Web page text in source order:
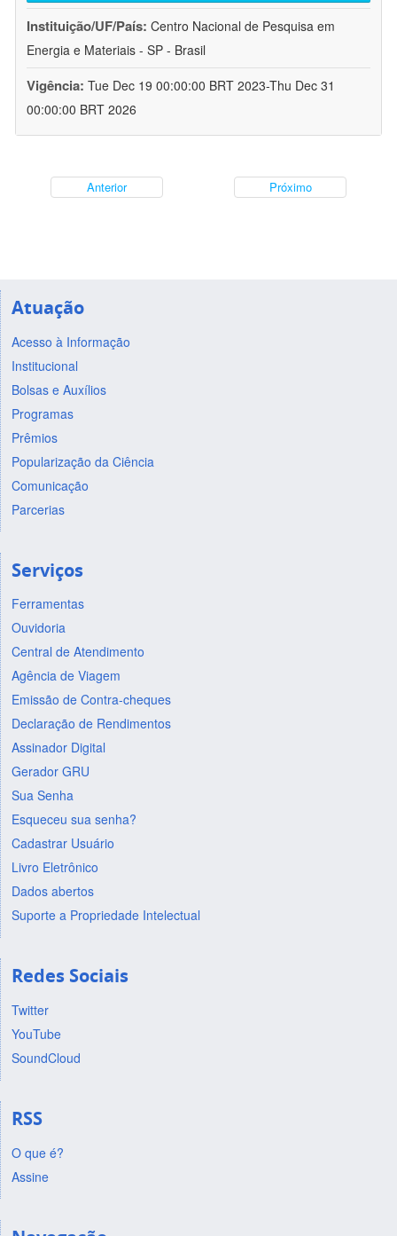
Instituição/UF/País: Centro Nacional de Pesquisa em
Energia e Materiais - SP - Brasil
Vigência: Tue Dec 19 00:00:00 BRT 2023-Thu Dec 31
00:00:00 BRT 2026
Anterior Próximo
Atuação
Acesso à Informação
Institucional
Bolsas e Auxílios
Programas
Prêmios
Popularização da Ciência
Comunicação
Parcerias
Serviços
Ferramentas
Ouvidoria
Central de Atendimento
Agência de Viagem
Emissão de Contra-cheques
Declaração de Rendimentos
Assinador Digital
Gerador GRU
Sua Senha
Esqueceu sua senha?
Cadastrar Usuário
Livro Eletrônico
Dados abertos
Suporte a Propriedade Intelectual
Redes Sociais
Twitter
YouTube
SoundCloud
RSS
O que é?
Assine